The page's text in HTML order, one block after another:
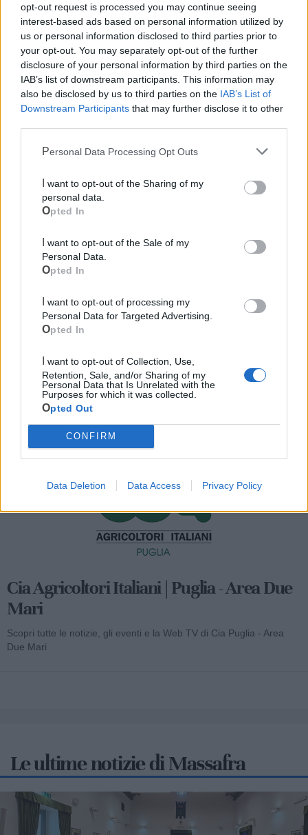
opt-out request is processed you may continue seeing
interest-based ads based on personal information utilized by
us or personal information disclosed to third parties prior to
your opt-out. You may separately opt-out of the further
disclosure of your personal information by third parties on the
IAB’s list of downstream participants. This information may
also be disclosed by us to third parties on the IAB’s List of
Downstream Participants that may further disclose it to other
Personal Data Processing Opt Outs
personal data.
Opted In
Personal Data.
Opted In
Personal Data for Targeted Advertising.
Opted In
Retention, Sale, and/or Sharing of my
Personal Data that Is Unrelated with the
Purposes for which it was collected.
Opted Out
CONFIRM
Data Deletion Data Access Privacy Policy
Guardia Medica
Polizia Locale
Ecocentro e rifiuti
Mondo CIA
Cia Agricoltori Italiani | Puglia - Area Due
Mari
Scopri tutte le notizie, gli eventi e la Web TV di Cia Puglia - Area
Due Mari
Le ultime notizie di Massafra